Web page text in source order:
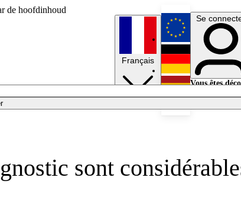
de hoofdinhoud
Français
English
Deutsch
Se
Vous êtes
sont